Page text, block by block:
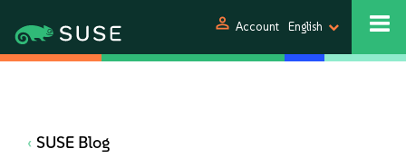
person Account English
SUSE Blog